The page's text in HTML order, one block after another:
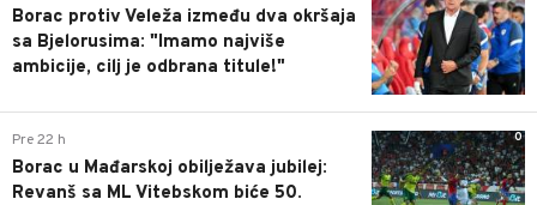
Borac protiv Veleža između dva okršaja
sa Bjelorusima: "Imamo najviše
ambicije, cilj je odbrana titule!"
0
Pre 22 h
Borac u Mađarskoj obilježava jubilej:
Revanš sa ML Vitebskom biće 50.